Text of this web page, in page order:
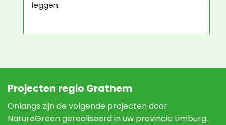
Projecten regio Grathem
Onlangs zijn de volgende projecten door
NatureGreen gerealiseerd in uw provincie Limburg.